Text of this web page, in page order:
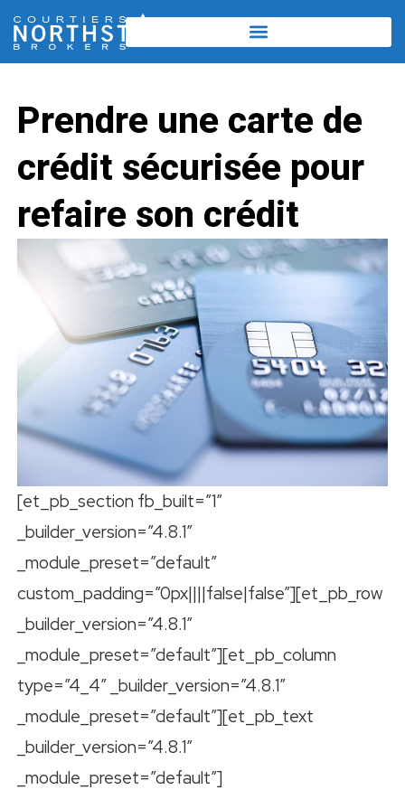
Prendre une carte de
crédit sécurisée pour
refaire son crédit
[et_pb_section fb_built=”1″
_builder_version=”4.8.1″
_module_preset=”default”
custom_padding=”0px||||false|false”][et_pb_row
_builder_version=”4.8.1″
_module_preset=”default”][et_pb_column
type=”4_4″ _builder_version=”4.8.1″
_module_preset=”default”][et_pb_text
_builder_version=”4.8.1″
_module_preset=”default”]